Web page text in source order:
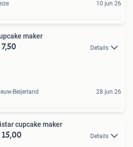
10 jun 26
maker
Details
Beijerland 28 jun 26
cupcake maker
Details